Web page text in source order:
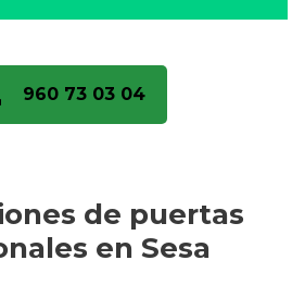
960 73 03 04
de puertas
en Sesa